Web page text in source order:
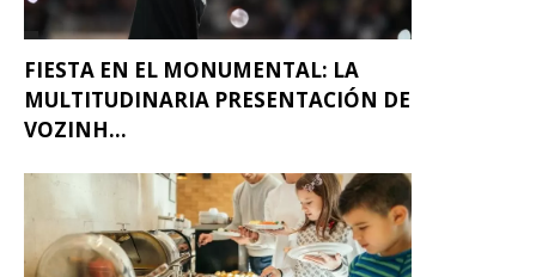
FIESTA EN EL MONUMENTAL: LA
MULTITUDINARIA PRESENTACIÓN DE
VOZINH...